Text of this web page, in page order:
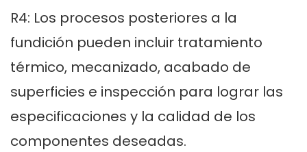
R4: Los procesos posteriores a la
fundición pueden incluir tratamiento
térmico, mecanizado, acabado de
superficies e inspección para lograr las
especificaciones y la calidad de los
componentes deseadas.